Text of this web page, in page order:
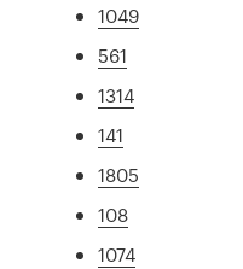
1049
561
1314
141
1805
108
1074